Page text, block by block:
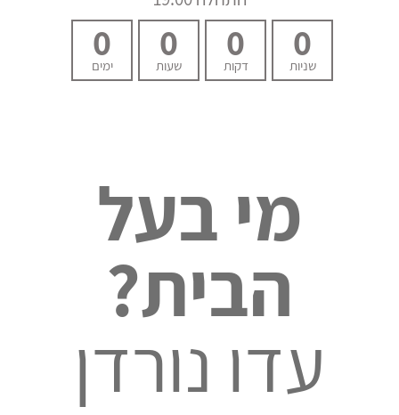
0
שניות
0
דקות
0
שעות
0
ימים
מי בעל
הבית?
עדו נורדן